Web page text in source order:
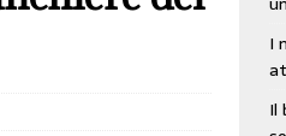
nell’era digitale. Il tempo si era
I
Il